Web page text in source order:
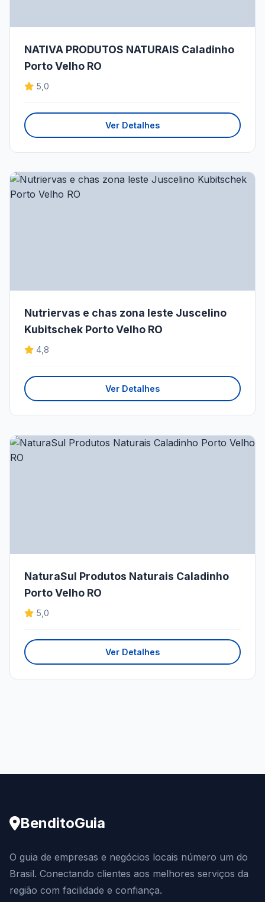
NATIVA PRODUTOS NATURAIS Caladinho
Porto Velho RO
5,0
Ver Detalhes
Nutriervas e chas zona leste Juscelino
Kubitschek Porto Velho RO
4,8
Ver Detalhes
NaturaSul Produtos Naturais Caladinho
Porto Velho RO
5,0
Ver Detalhes
BenditoGuia
O guia de empresas e negócios locais número um do
Brasil. Conectando clientes aos melhores serviços da
região com facilidade e confiança.